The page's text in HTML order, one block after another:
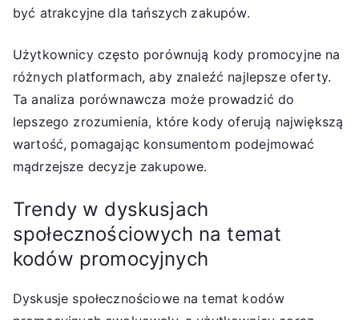
być atrakcyjne dla tańszych zakupów.
Użytkownicy często porównują kody promocyjne na
różnych platformach, aby znaleźć najlepsze oferty.
Ta analiza porównawcza może prowadzić do
lepszego zrozumienia, które kody oferują największą
wartość, pomagając konsumentom podejmować
mądrzejsze decyzje zakupowe.
Trendy w dyskusjach
społecznościowych na temat
kodów promocyjnych
Dyskusje społecznościowe na temat kodów